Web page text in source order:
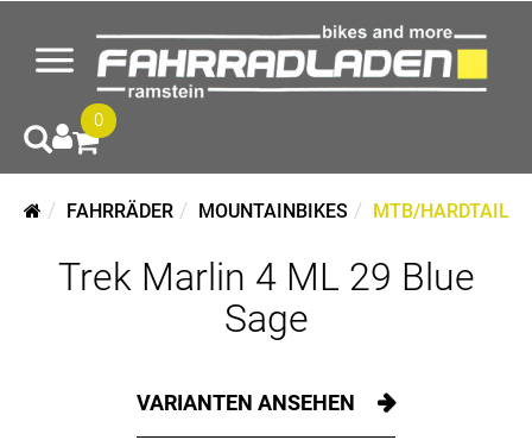
0
FAHRRÄDER MOUNTAINBIKES MTB/HARDTAIL
Trek Marlin 4 ML 29 Blue
Sage
VARIANTEN ANSEHEN